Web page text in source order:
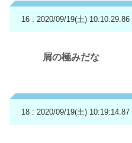
16 : 2020/09/19(土) 10:10:29.86
屑の極みだな
18 : 2020/09/19(土) 10:19:14.87